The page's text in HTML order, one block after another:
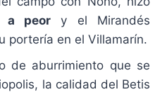
a peory el Mirandés
portería en el Villamarín.
de aburrimiento que se
la calidad del Betis